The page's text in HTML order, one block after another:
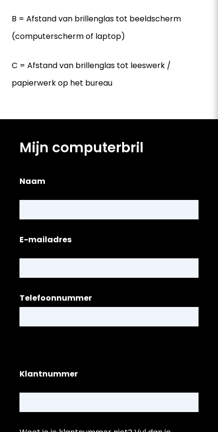
B = Afstand van brillenglas tot beeldscherm
(computerscherm of laptop)
C = Afstand van brillenglas tot leeswerk /
papierwerk op het bureau
Mijn computerbril
Naam
E-mailadres
Telefoonnummer
Klantnummer